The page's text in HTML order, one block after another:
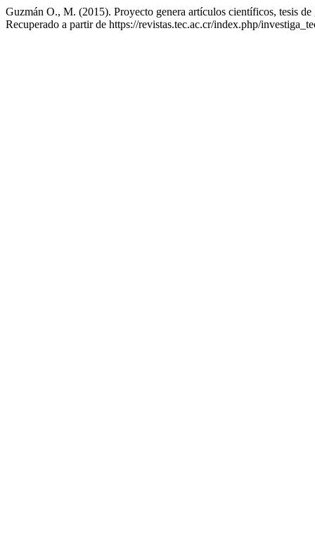
Guzmán O., M. (2015). Proyecto genera artículos científicos, tesis
Recuperado a partir de https://revistas.tec.ac.cr/index.php/